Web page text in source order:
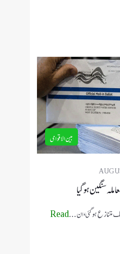
بین الاقوامی
سنگین ہو گیا
متنازع ہو گئی، ان ...Read